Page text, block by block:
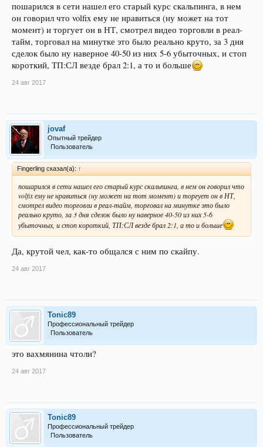
пошарился в сети нашел его старый курс скальпинга, в нем
он говорил что volfix ему не нравиться (ну может на тот
момент) и торгует он в НТ, смотрел видео торговли в реал-
тайм, торговал на минутке это было реально круто, за 3 дня
сделок было ну наверное 40-50 из них 5-6 убыточных, и стоп
короткий, ТП:СЛ везде брал 2:1, а то и больше
24 авг 2017
jovaf
Опытный трейдер
Пользователь
Fingerling сказал(а): ↑
пошарился в сети нашел его старый курс скальпинга, в нем он говорил что
volfix ему не нравиться (ну может на тот момент) и торгует он в НТ,
смотрел видео торговли в реал-тайм, торговал на минутке это было
реально круто, за 3 дня сделок было ну наверное 40-50 из них 5-6
убыточных, и стоп короткий, ТП:СЛ везде брал 2:1, а то и больше
Да, крутой чел, как-то общался с ним по скайпу.
24 авг 2017
Tonic89
Профессиональный трейдер
Пользователь
это вахмянина чтоли?
24 авг 2017
Tonic89
Профессиональный трейдер
Пользователь